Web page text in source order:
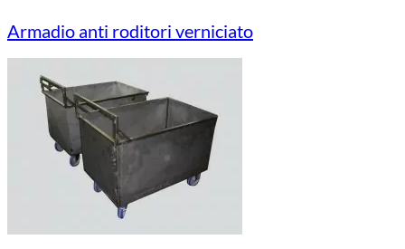
Armadio anti roditori verniciato